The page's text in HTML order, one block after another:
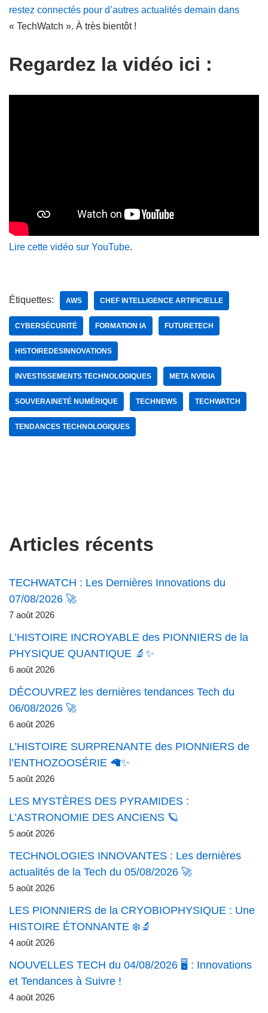
restez connectés pour d’autres actualités demain dans
« TechWatch ». À très bientôt !
Regardez la vidéo ici :
Lire cette vidéo sur YouTube.
Étiquettes: AWS CHEF INTELLIGENCE ARTIFICIELLE
CYBERSÉCURITÉ FORMATION IA FUTURETECH
HISTOIREDESINNOVATIONS
INVESTISSEMENTS TECHNOLOGIQUES META NVIDIA
SOUVERAINETÉ NUMÉRIQUE TECHNEWS TECHWATCH
TENDANCES TECHNOLOGIQUES
Articles récents
TECHWATCH : Les Dernières Innovations du
07/08/2026 🚀
7 août 2026
L’HISTOIRE INCROYABLE des PIONNIERS de la
PHYSIQUE QUANTIQUE 🔬✨
6 août 2026
DÉCOUVREZ les dernières tendances Tech du
06/08/2026 🚀
6 août 2026
L’HISTOIRE SURPRENANTE des PIONNIERS de
l’ENTHOZOOSÉRIE 🦙✨
5 août 2026
LES MYSTÈRES DES PYRAMIDES :
L’ASTRONOMIE DES ANCIENS 🪐
5 août 2026
TECHNOLOGIES INNOVANTES : Les dernières
actualités de la Tech du 05/08/2026 🚀
5 août 2026
LES PIONNIERS de la CRYOBIOPHYSIQUE : Une
HISTOIRE ÉTONNANTE ❄️🔬
4 août 2026
NOUVELLES TECH du 04/08/2026 🖥️ : Innovations
et Tendances à Suivre !
4 août 2026